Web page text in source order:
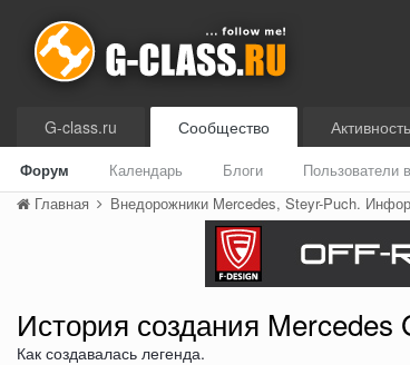
G-class.ru Сообщество
Форум Календарь Блоги Пользователи
Активность
Главная Внедорожники Mercedes, Steyr-Puch.
История создания Mercedes
Как создавалась легенда.